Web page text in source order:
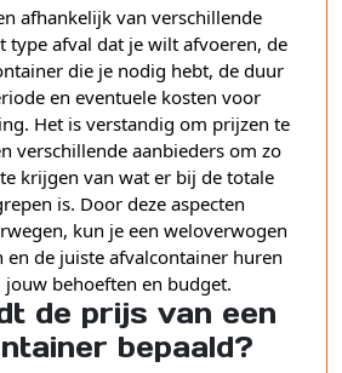
afhankelijk van verschillende
type afval dat je wilt afvoeren, de
die je nodig hebt, de duur
en eventuele kosten voor
Het is verstandig om prijzen te
verschillende aanbieders om zo
krijgen van wat er bij de totale
is. Door deze aspecten
kun je een weloverwogen
en de juiste afvalcontainer huren
jouw behoeften en budget.
de prijs van een
bepaald?